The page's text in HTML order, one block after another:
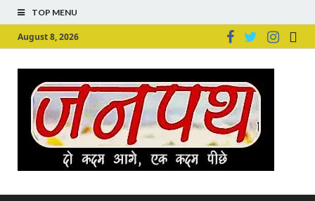
TOP MENU
August 8, 2026